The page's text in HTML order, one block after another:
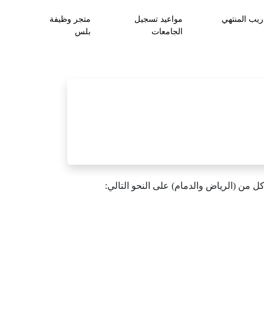
المنتهي
مواعيد تسجيل
الجامعات
متجر وظيفة
بلس
من (الرياض والدمام) على النحو التالي: